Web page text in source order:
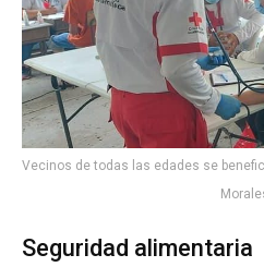
Vecinos de todas las edades se
Seguridad alimentaria